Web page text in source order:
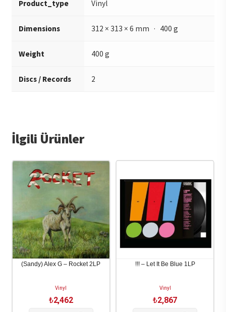
Product_type Vinyl
Dimensions 312 × 313 × 6 mm · 400 g
Weight 400 g
Discs / Records 2
İlgili Ürünler
(Sandy) Alex G – Rocket 2LP
Vinyl
₺2,462
!!! – Let It Be Blue 1LP
Vinyl
₺2,867